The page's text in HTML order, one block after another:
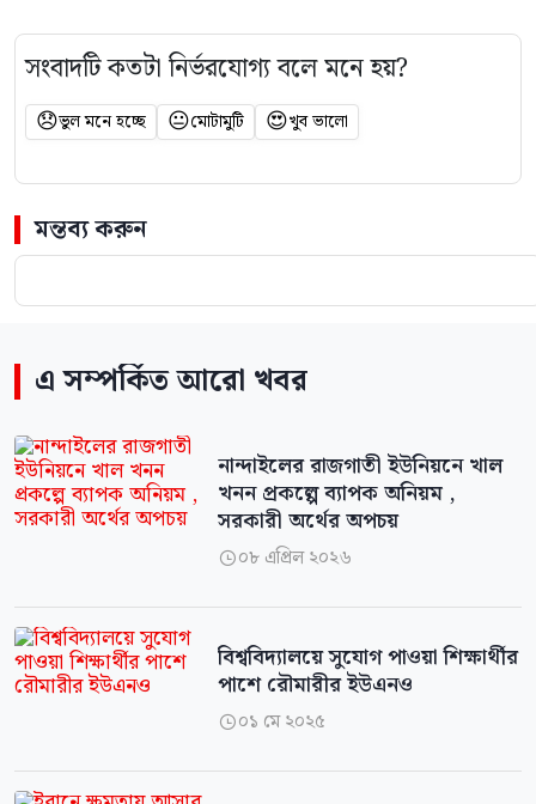
সংবাদটি কতটা নির্ভরযোগ্য বলে মনে হয়?
😞ভুল মনে হচ্ছে 😐মোটামুটি 😍খুব ভালো
মন্তব্য করুন
এ সম্পর্কিত আরো খবর
নান্দাইলের রাজগাতী ইউনিয়নে খাল
খনন প্রকল্পে ব্যাপক অনিয়ম ,
সরকারী অর্থের অপচয়
০৮ এপ্রিল ২০২৬
বিশ্ববিদ্যালয়ে সুযোগ পাওয়া শিক্ষার্থীর
পাশে রৌমারীর ইউএনও
০১ মে ২০২৫